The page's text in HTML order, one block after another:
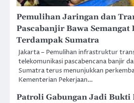
Pemulihan Jaringan dan
Pascabanjir Bawa Semangat
Terdampak Sumatra
Jakarta – Pemulihan infrastruktur
telekomunikasi pascabencana banjir
Sumatra terus menunjukkan
Kementerian Pekerjaan…
Patroli Gabungan Jadi Bukti